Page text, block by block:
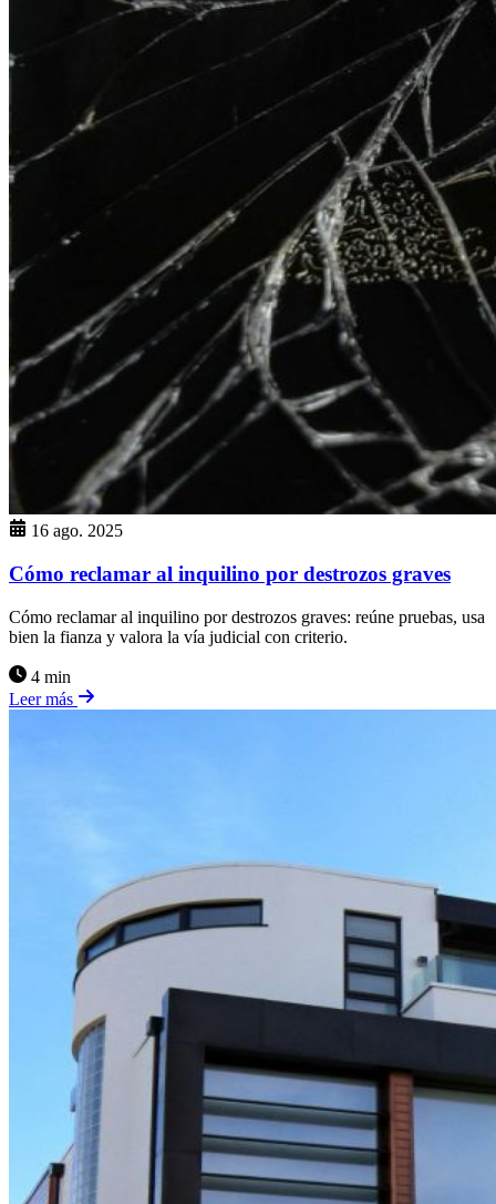
16 ago. 2025
Cómo reclamar al inquilino por destrozos graves
Cómo reclamar al inquilino por destrozos graves: reúne pruebas, usa
bien la fianza y valora la vía judicial con criterio.
4 min
Leer más